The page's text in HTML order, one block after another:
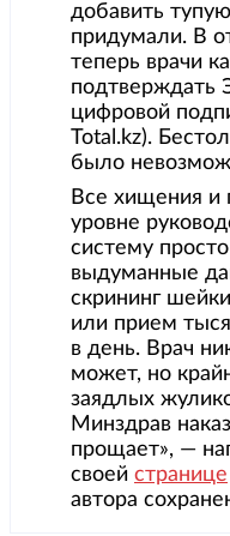
добавить
придумали. В
теперь врачи
подтверждать
цифровой
Total.kz).
было
Все хищения и
уровне
систему
выдуманные
скрининг
или прием
в день. Врач
может, но
заядлых
Минздрав
прощает», —
своей странице
автора